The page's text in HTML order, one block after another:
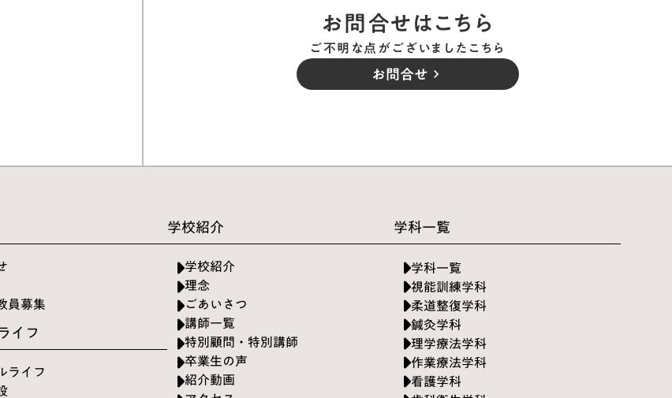
お問合せはこちら
ご不明な点がございましたこちら
お問合せ keyboard_arrow_right
員募集
イフ
ライフ
学校紹介
学校紹介
理念
ごあいさつ
講師一覧
特別顧問・特別講師
卒業生の声
紹介動画
学科一覧
学科一覧
視能訓練学科
柔道整復学科
鍼灸学科
理学療法学科
作業療法学科
看護学科